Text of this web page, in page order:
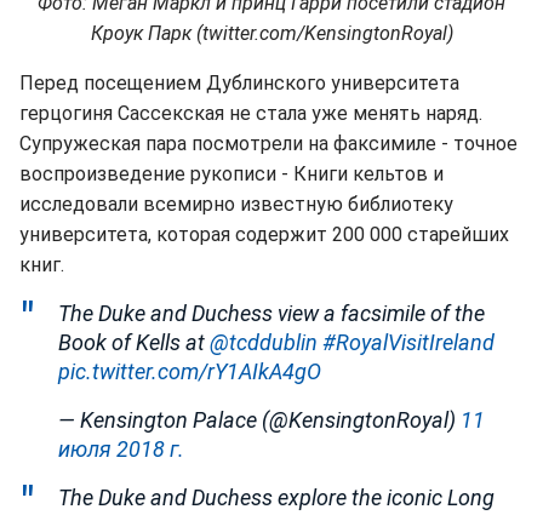
Кроук Парк (twitter.com/KensingtonRoyal)
Перед посещением Дублинского университета
герцогиня Сассекская не стала уже менять наряд.
Супружеская пара посмотрели на факсимиле - точное
воспроизведение рукописи - Книги кельтов и
исследовали всемирно известную библиотеку
университета, которая содержит 200 000 старейших
книг.
The Duke and Duchess view a facsimile of the
Book of Kells at@tcddublin #RoyalVisitIreland
pic.twitter.com/rY1AIkA4gO
— Kensington Palace (@KensingtonRoyal) 11
июля 2018 г.
The Duke and Duchess explore the iconic Long